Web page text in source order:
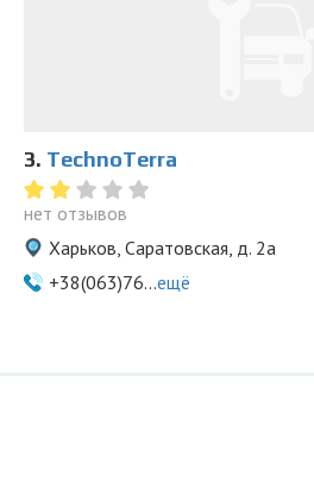
3. TechnoTerra
нет отзывов
Харьков, Саратовская, д. 2а
+38(063)76...ещё